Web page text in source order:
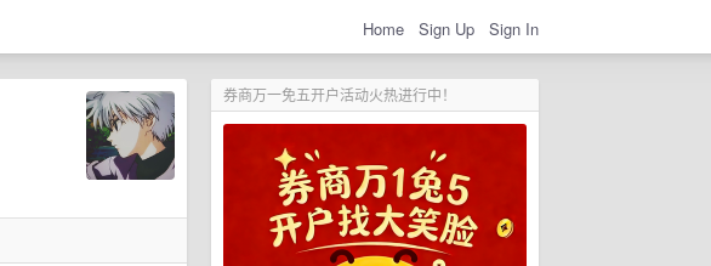
Home Sign Up Sign In
券商万一免五开户活动火热进行中！